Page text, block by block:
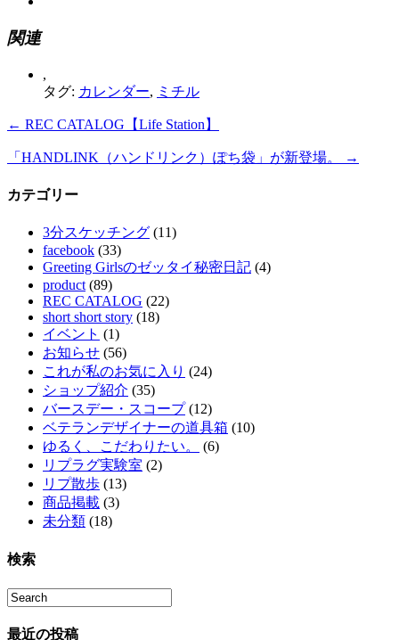
関連
,
タグ: カレンダー, ミチル
← REC CATALOG【Life Station】
「HANDLINK（ハンドリンク）ぽち袋」が新登場。 →
カテゴリー
3分スケッチング (11)
facebook (33)
Greeting Girlsのゼッタイ秘密日記 (4)
product(89)
REC CATALOG (22)
short short story (18)
イベント (1)
お知らせ (56)
これが私のお気に入り (24)
ショップ紹介 (35)
バースデー・スコープ(12)
ベテランデザイナーの道具箱 (10)
ゆるく、こだわりたい。
(6)
リプラグ実験室 (2)
リプ散歩 (13)
商品掲載 (3)
未分類 (18)
検索
最近の投稿